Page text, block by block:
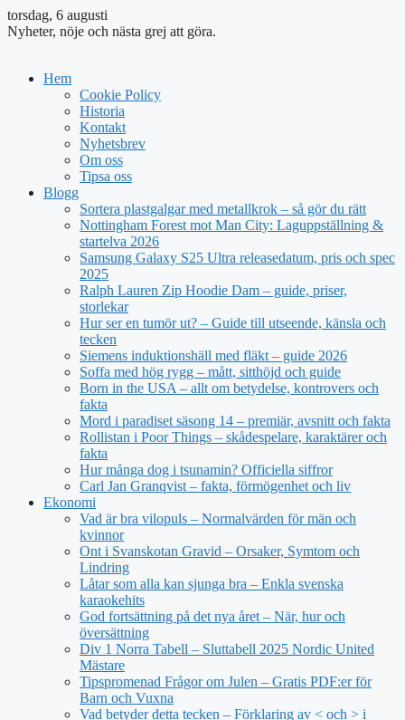
torsdag, 6 augusti
Nyheter, nöje och nästa grej att göra.
Hem
Cookie Policy
Historia
Kontakt
Nyhetsbrev
Om oss
Tipsa oss
Blogg
Sortera plastgalgar med metallkrok – så gör du rätt
Nottingham Forest mot Man City: Laguppställning &
startelva 2026
Samsung Galaxy S25 Ultra releasedatum, pris och spec
2025
Ralph Lauren Zip Hoodie Dam – guide, priser,
storlekar
Hur ser en tumör ut? – Guide till utseende, känsla och
tecken
Siemens induktionshäll med fläkt – guide 2026
Soffa med hög rygg – mått, sitthöjd och guide
Born in the USA – allt om betydelse, kontrovers och
fakta
Mord i paradiset säsong 14 – premiär, avsnitt och fakta
Rollistan i Poor Things – skådespelare, karaktärer och
fakta
Hur många dog i tsunamin? Officiella siffror
Carl Jan Granqvist – fakta, förmögenhet och liv
Ekonomi
Vad är bra vilopuls – Normalvärden för män och
kvinnor
Ont i Svanskotan Gravid – Orsaker, Symtom och
Lindring
Låtar som alla kan sjunga bra – Enkla svenska
karaokehits
God fortsättning på det nya året – När, hur och
översättning
Div 1 Norra Tabell – Sluttabell 2025 Nordic United
Mästare
Tipspromenad Frågor om Julen – Gratis PDF:er för
Barn och Vuxna
Vad betyder detta tecken – Förklaring av < och > i